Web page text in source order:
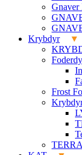
Gnaver
Krybdyr
Frost